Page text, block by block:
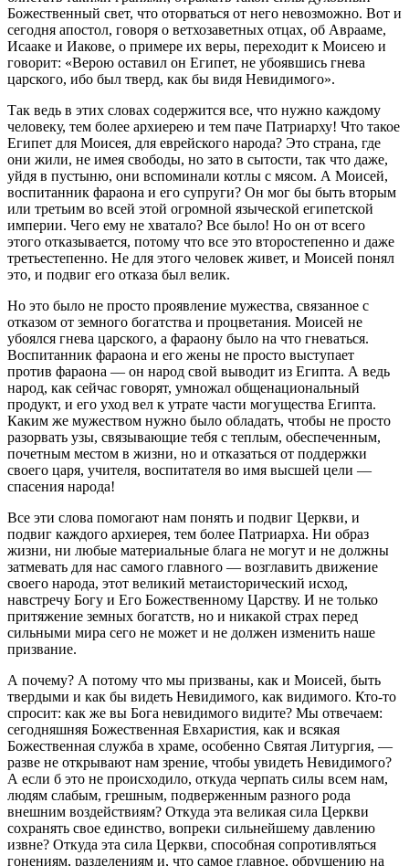
Божественный свет, что оторваться от него невозможно. Вот и
сегодня апостол, говоря о ветхозаветных отцах, об Аврааме,
Исааке и Иакове, о примере их веры, переходит к Моисею и
говорит: «Верою оставил он Египет, не убоявшись гнева
царского, ибо был тверд, как бы видя Невидимого».
Так ведь в этих словах содержится все, что нужно каждому
человеку, тем более архиерею и тем паче Патриарху! Что такое
Египет для Моисея, для еврейского народа? Это страна, где
они жили, не имея свободы, но зато в сытости, так что даже,
уйдя в пустыню, они вспоминали котлы с мясом. А Моисей,
воспитанник фараона и его супруги? Он мог бы быть вторым
или третьим во всей этой огромной языческой египетской
империи. Чего ему не хватало? Все было! Но он от всего
этого отказывается, потому что все это второстепенно и даже
третьестепенно. Не для этого человек живет, и Моисей понял
это, и подвиг его отказа был велик.
Но это было не просто проявление мужества, связанное с
отказом от земного богатства и процветания. Моисей не
убоялся гнева царского, а фараону было на что гневаться.
Воспитанник фараона и его жены не просто выступает
против фараона — он народ свой выводит из Египта. А ведь
народ, как сейчас говорят, умножал общенациональный
продукт, и его уход вел к утрате части могущества Египта.
Каким же мужеством нужно было обладать, чтобы не просто
разорвать узы, связывающие тебя с теплым, обеспеченным,
почетным местом в жизни, но и отказаться от поддержки
своего царя, учителя, воспитателя во имя высшей цели —
спасения народа!
Все эти слова помогают нам понять и подвиг Церкви, и
подвиг каждого архиерея, тем более Патриарха. Ни образ
жизни, ни любые материальные блага не могут и не должны
затмевать для нас самого главного — возглавить движение
своего народа, этот великий метаисторический исход,
навстречу Богу и Его Божественному Царству. И не только
притяжение земных богатств, но и никакой страх перед
сильными мира сего не может и не должен изменить наше
призвание.
А почему? А потому что мы призваны, как и Моисей, быть
твердыми и как бы видеть Невидимого, как видимого. Кто-то
спросит: как же вы Бога невидимого видите? Мы отвечаем:
сегодняшняя Божественная Евхаристия, как и всякая
Божественная служба в храме, особенно Святая Литургия, —
разве не открывают нам зрение, чтобы увидеть Невидимого?
А если б это не происходило, откуда черпать силы всем нам,
людям слабым, грешным, подверженным разного рода
внешним воздействиям? Откуда эта великая сила Церкви
сохранять свое единство, вопреки сильнейшему давлению
извне? Откуда эта сила Церкви, способная сопротивляться
гонениям, разделениям и, что самое главное, обрушению на